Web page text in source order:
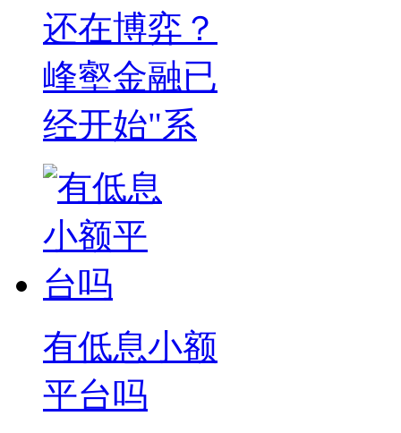
还在博弈？
峰壑金融已
经开始"系
有低息小额
平台吗